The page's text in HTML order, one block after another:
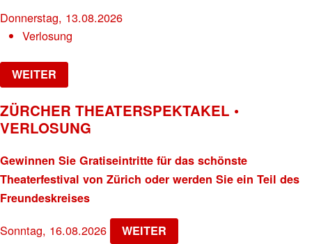
Donnerstag, 13.08.2026
Verlosung
WEITER
ZÜRCHER THEATERSPEKTAKEL •
VERLOSUNG
Gewinnen Sie Gratiseintritte für das schönste
Theaterfestival von Zürich oder werden Sie ein Teil des
Freundeskreises
Sonntag, 16.08.2026 WEITER